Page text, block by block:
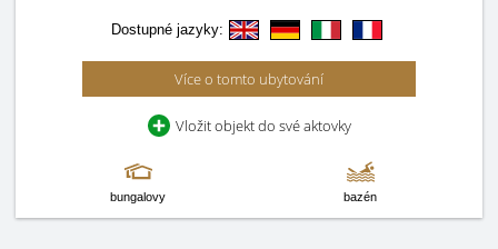
Dostupné jazyky:
Více o tomto ubytování
Vložit objekt do své aktovky
bungalovy bazén